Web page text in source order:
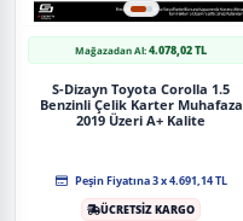
Mağazadan Al:4.078,02 TL
S-Dizayn Toyota Corolla 1.5
Benzinli Çelik Karter Muhafaza
2019 Üzeri A+ Kalite
Peşin Fiyatına 3 x 4.691,14 TL
ÜCRETSİZ KARGO